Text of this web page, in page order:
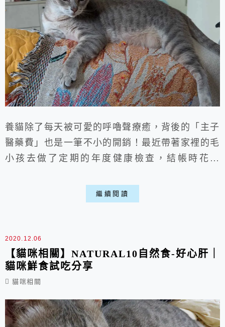
養貓除了每天被可愛的呼嚕聲療癒，背後的「主子
醫藥費」也是一筆不小的開銷！最近帶著家裡的毛
小孩去做了定期的年度健康檢查，結帳時花了
養貓平常真的需要存點錢應對。但貓咪天生就是忍
痛大師，很多隱藏的疾病如果不靠儀器檢查，從外
定期檢查，總比發生問題沒發現就後悔莫及了，可
以去口碑好的獸醫診所進行寵物健檢，不然獸醫的
價差也...
繼續閱讀
2020.12.06
【貓咪相關】NATURAL10自然食-好心肝｜
貓咪鮮食試吃分享
貓咪相關